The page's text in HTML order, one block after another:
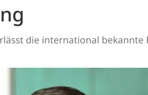
die international bekannte